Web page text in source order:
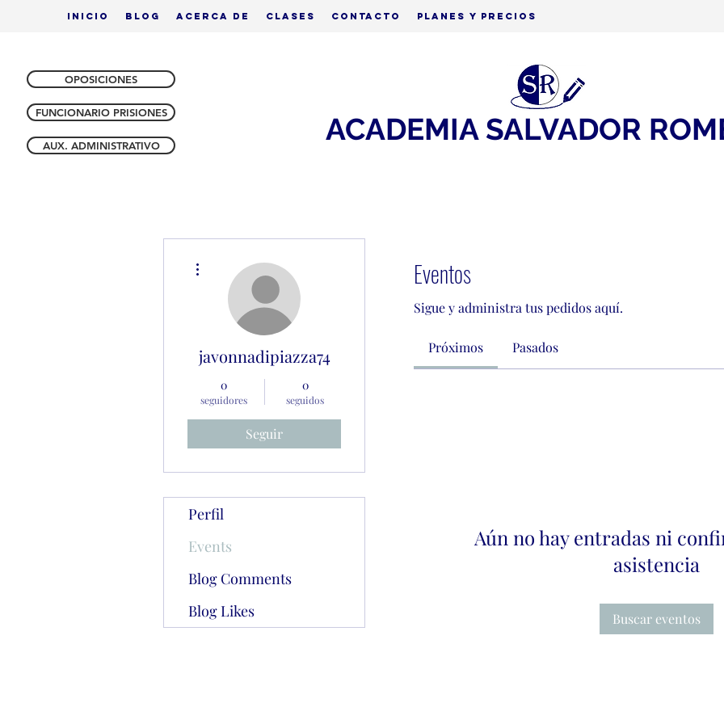
Inicio Blog Acerca de Clases Contacto Planes y precios
ACADEMIA SALVADOR
AUX. ADMINISTRATIVO
FUNCIONARIO PRISIONES
OPOSICIONES
Eventos
Sigue y administra tus pedidos aquí.
Próximos Pasados
Aún no hay entradas ni
asistencia
Buscar eventos
javonnadipiazza74
0
seguidores
0
seguidos
Seguir
Perfil
Events
Blog Comments
Blog Likes